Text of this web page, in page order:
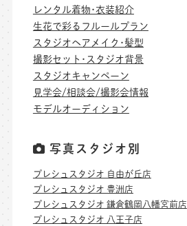
レンタル着物･衣装紹介
生花で彩るフルールプラン
スタジオヘアメイク･髪型
撮影セット･スタジオ背景
スタジオキャンペーン
見学会/相談会/撮影会情報
モデルオーディション
写真スタジオ別
プレシュスタジオ 自由が丘店
プレシュスタジオ 豊洲店
プレシュスタジオ 鎌倉鶴岡八幡宮前店
プレシュスタジオ 八王子店